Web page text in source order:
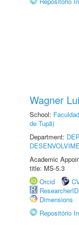
Wagner
School:
de Tupã)
Department:
Academic
title: MS-5.3
Orcid
ResearcherID
Dimensions
Repositório